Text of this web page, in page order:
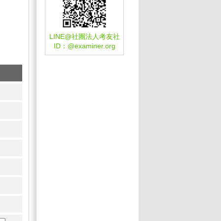
LINE@社團法人考友社
ID： @examiner.org